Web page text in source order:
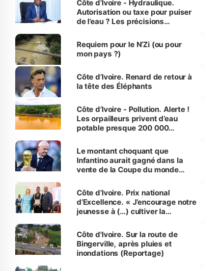
Côte d’Ivoire - Hydraulique.
Autorisation ou taxe pour puiser
de l’eau ? Les précisions
Requiem pour le N’Zi (ou pour
mon pays ?)
Côte d’Ivoire. Renard de retour à
la tête des Éléphants
Côte d’Ivoire - Pollution. Alerte !
Les orpailleurs privent d’eau
potable presque 200 000
Le montant choquant que
Infantino aurait gagné dans la
vente de la Coupe du monde
Côte d’Ivoire. Prix national
d’Excellence. « J’encourage notre
jeunesse à (…) cultiver la
(Alassane Ouattara
Côte d'Ivoire. Sur la route de
Bingerville, après pluies et
inondations (Reportage)